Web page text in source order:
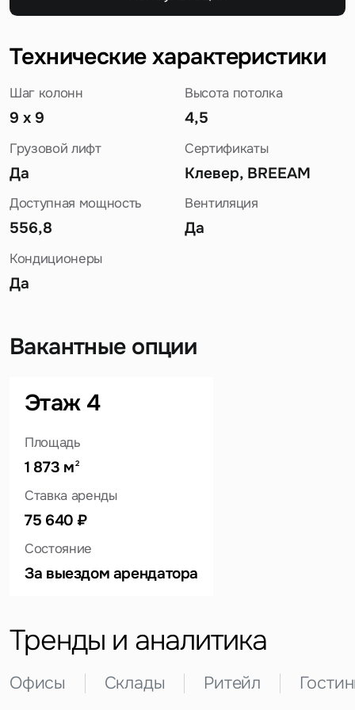
Технические характеристики
Шаг колонн
9 х 9
Высота потолка
4,5
Грузовой лифт
Да
Сертификаты
Клевер, BREEAM
Доступная мощность
556,8
Вентиляция
Да
Кондиционеры
Да
Вакантные опции
Этаж 4
Площадь
1 873 м2
Ставка аренды
75 640 ₽
Состояние
За выездом арендатора
Тренды и аналитика
Офисы Склады Ритейл
Вопрос
Предложение
Уведомления
Объявление
Это обязательное поле